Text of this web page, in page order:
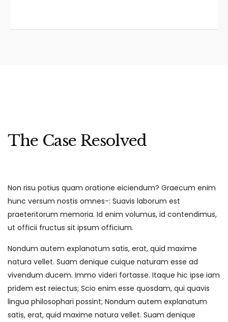
The Case Resolved
Non risu potius quam oratione eiciendum? Graecum enim
hunc versum nostis omnes-: Suavis laborum est
praeteritorum memoria. Id enim volumus, id contendimus,
ut officii fructus sit ipsum officium.
Nondum autem explanatum satis, erat, quid maxime
natura vellet. Suam denique cuique naturam esse ad
vivendum ducem. Immo videri fortasse. Itaque hic ipse iam
pridem est reiectus; Scio enim esse quosdam, qui quavis
lingua philosophari possint; Nondum autem explanatum
satis, erat, quid maxime natura vellet. Suam denique